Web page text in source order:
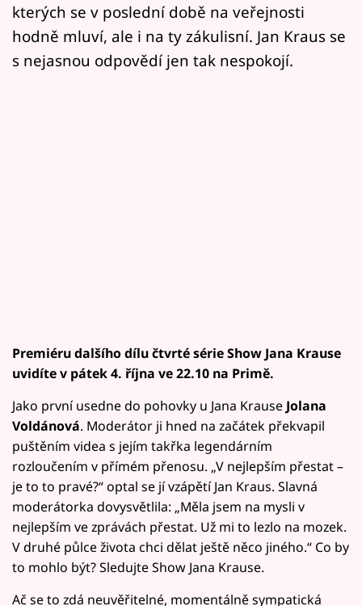
kterých se v poslední době na veřejnosti
hodně mluví, ale i na ty zákulisní. Jan Kraus se
s nejasnou odpovědí jen tak nespokojí.
Premiéru dalšího dílu čtvrté série Show Jana Krause
uvidíte v pátek 4. října ve 22.10 na Primě.
Jako první usedne do pohovky u Jana Krause Jolana
Voldánová. Moderátor ji hned na začátek překvapil
puštěním videa s jejím takřka legendárním
rozloučením v přímém přenosu. „V nejlepším přestat –
je to to pravé?“ optal se jí vzápětí Jan Kraus. Slavná
moderátorka dovysvětlila: „Měla jsem na mysli v
nejlepším ve zprávách přestat. Už mi to lezlo na mozek.
V druhé půlce života chci dělat ještě něco jiného.“ Co by
to mohlo být? Sledujte Show Jana Krause.
Ač se to zdá neuvěřitelné, momentálně sympatická